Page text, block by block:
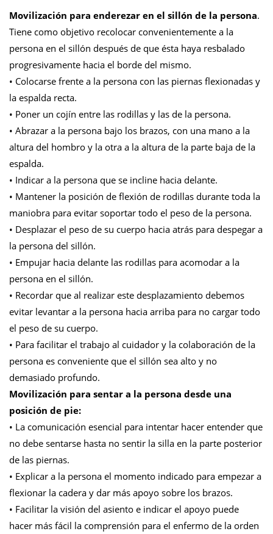
Movilización para enderezar en el sillón de la persona.
Tiene como objetivo recolocar convenientemente a la
persona en el sillón después de que ésta haya resbalado
progresivamente hacia el borde del mismo.
• Colocarse frente a la persona con las piernas flexionadas y
la espalda recta.
• Poner un cojín entre las rodillas y las de la persona.
• Abrazar a la persona bajo los brazos, con una mano a la
altura del hombro y la otra a la altura de la parte baja de la
espalda.
• Indicar a la persona que se incline hacia delante.
• Mantener la posición de flexión de rodillas durante toda la
maniobra para evitar soportar todo el peso de la persona.
• Desplazar el peso de su cuerpo hacia atrás para despegar a
la persona del sillón.
• Empujar hacia delante las rodillas para acomodar a la
persona en el sillón.
• Recordar que al realizar este desplazamiento debemos
evitar levantar a la persona hacia arriba para no cargar todo
el peso de su cuerpo.
• Para facilitar el trabajo al cuidador y la colaboración de la
persona es conveniente que el sillón sea alto y no
demasiado profundo.
Movilización para sentar a la persona desde una
posición de pie:
• La comunicación esencial para intentar hacer entender que
no debe sentarse hasta no sentir la silla en la parte posterior
de las piernas.
• Explicar a la persona el momento indicado para empezar a
flexionar la cadera y dar más apoyo sobre los brazos.
• Facilitar la visión del asiento e indicar el apoyo puede
hacer más fácil la comprensión para el enfermo de la orden